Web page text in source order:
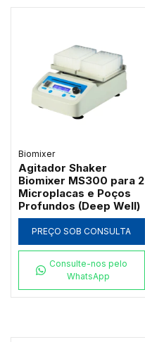
Biomixer
Agitador Shaker
Biomixer MS300 para 2
Microplacas e Poços
Profundos (Deep Well)
PREÇO SOB CONSULTA
Consulte-nos pelo
WhatsApp